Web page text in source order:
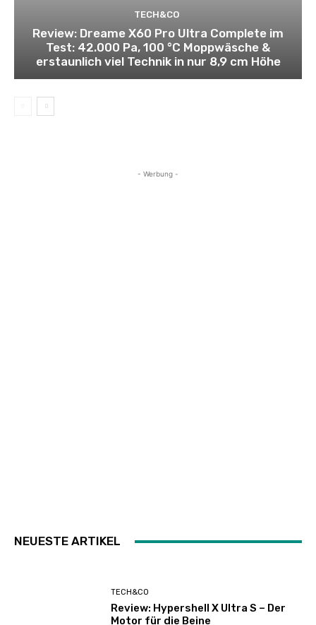
TECH&CO
Review: Dreame X60 Pro Ultra Complete im
Test: 42.000 Pa, 100 °C Moppwäsche &
erstaunlich viel Technik in nur 8,9 cm Höhe
- Werbung -
NEUESTE ARTIKEL
TECH&CO
Review: Hypershell X Ultra S – Der
Motor für die Beine